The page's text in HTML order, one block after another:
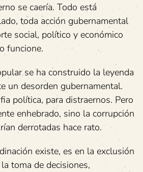
se caería. Todo está
toda acción gubernamental
social, político y económico
funcione.
se ha construido la leyenda
un desorden gubernamental.
política, para distraernos. Pero
enhebrado, sino la corrupción
derrotadas hace rato.
existe, es en la exclusión
toma de decisiones,